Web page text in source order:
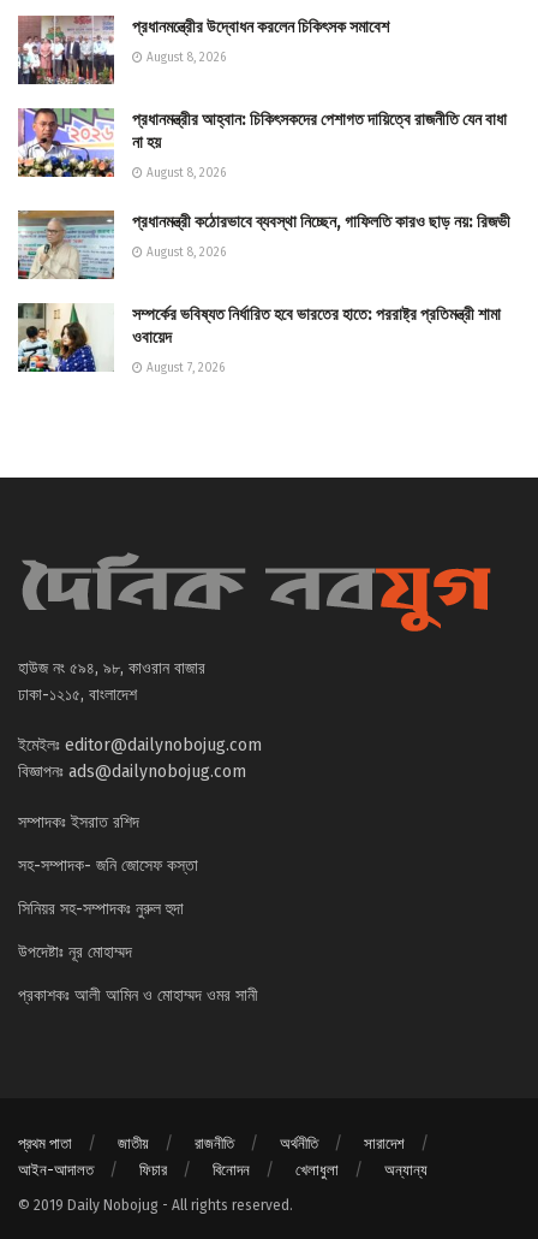
প্রধানমন্ত্রীের উদ্বোধন করলেন চিকিৎসক সমাবেশ
August 8, 2026
প্রধানমন্ত্রীর আহ্বান: চিকিৎসকদের পেশাগত দায়িত্বে রাজনীতি যেন বাধা
না হয়
August 8, 2026
প্রধানমন্ত্রী কঠোরভাবে ব্যবস্থা নিচ্ছেন, গাফিলতি কারও ছাড় নয়: রিজভী
August 8, 2026
সম্পর্কের ভবিষ্যত নির্ধারিত হবে ভারতের হাতে: পররাষ্ট্র প্রতিমন্ত্রী শামা
ওবায়েদ
August 7, 2026
হাউজ নং ৫৯৪, ৯৮, কাওরান বাজার
ঢাকা-১২১৫, বাংলাদেশ
ইমেইলঃ editor@dailynobojug.com
বিজ্ঞাপনঃ ads@dailynobojug.com
সম্পাদকঃ ইসরাত রশিদ
সহ-সম্পাদক- জনি জোসেফ কস্তা
সিনিয়র সহ-সম্পাদকঃ নুরুল হুদা
উপদেষ্টাঃ নূর মোহাম্মদ
প্রকাশকঃ আলী আমিন ও মোহাম্মদ ওমর সানী
প্রথম পাতা জাতীয় রাজনীতি অর্থনীতি
সারাদেশ
আইন-আদালত
ফিচার বিনোদন খেলাধুলা অন্যান্য
© 2019 Daily Nobojug - All rights reserved.